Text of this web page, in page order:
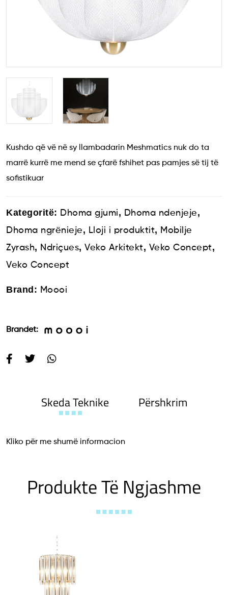
Kushdo që vë në sy llambadarin Meshmatics nuk do ta
marrë kurrë me mend se çfarë fshihet pas pamjes së tij të
sofistikuar
Kategoritë: Dhoma gjumi, Dhoma ndenjeje,
Dhoma ngrënieje, Lloji i produktit, Mobilje
Zyrash, Ndriçues, Veko Arkitekt, Veko Concept,
Veko Concept
Brand: Moooi
Brandet:
Skeda Teknike Përshkrim
Kliko për me shumë informacion
Produkte Të Ngjashme